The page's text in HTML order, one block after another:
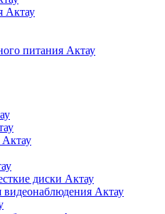
Актау
питания Актау
диски Актау
видеонаблюдения Актау